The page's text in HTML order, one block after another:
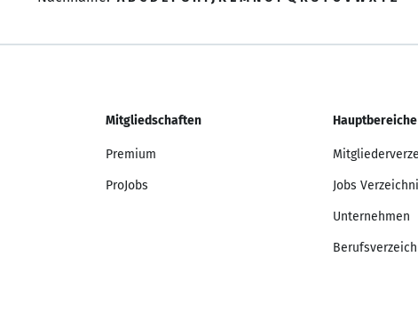
Mitgliedschaften
Premium
ProJobs
Hauptbereiche
Jobs
Unternehmen